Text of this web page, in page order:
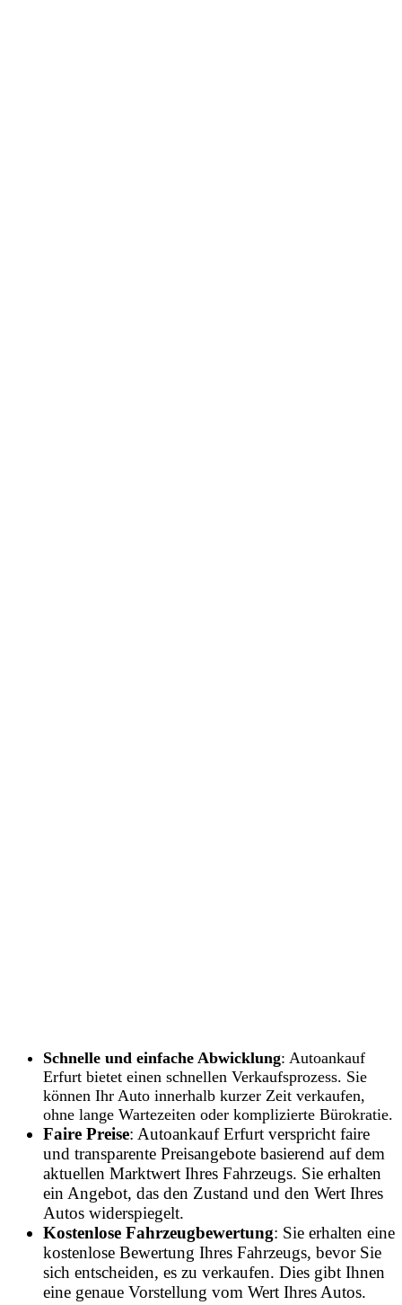
Schnelle und einfache Abwicklung: Autoankauf
Erfurt bietet einen schnellen Verkaufsprozess. Sie
können Ihr Auto innerhalb kurzer Zeit verkaufen,
ohne lange Wartezeiten oder komplizierte Bürokratie.
Faire Preise: Autoankauf Erfurt verspricht faire
und transparente Preisangebote basierend auf dem
aktuellen Marktwert Ihres Fahrzeugs. Sie erhalten
ein Angebot, das den Zustand und den Wert Ihres
Autos widerspiegelt.
Kostenlose Fahrzeugbewertung: Sie erhalten eine
kostenlose Bewertung Ihres Fahrzeugs, bevor Sie
sich entscheiden, es zu verkaufen. Dies gibt Ihnen
eine genaue Vorstellung vom Wert Ihres Autos.